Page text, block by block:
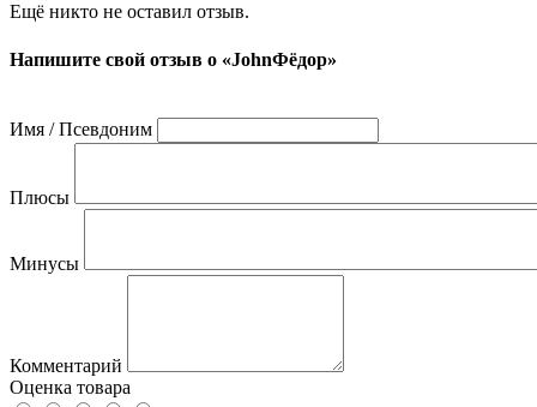
Ещё никто не оставил отзыв.
Напишите свой отзыв о «JohnФёдор»
Имя / Псевдоним
Плюсы
Минусы
Комментарий
Оценка товара